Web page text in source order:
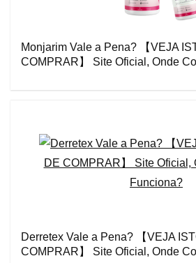
Monjarim Vale a Pena? 【VEJA
COMPRAR】 Site Oficial, Onde
Derretex Vale a Pena? 【VEJA
COMPRAR】 Site Oficial, Onde